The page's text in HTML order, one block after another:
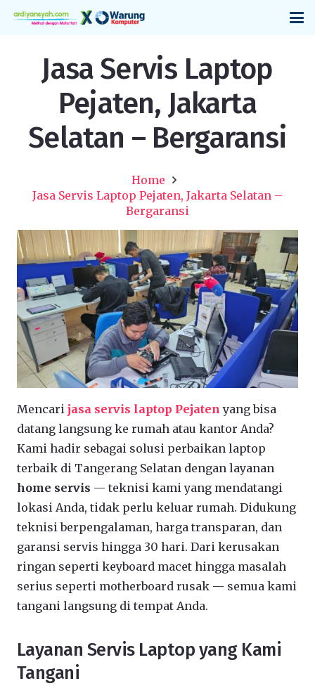
Jasa Servis Laptop
Pejaten, Jakarta
Selatan – Bergaransi
Home
Jasa Servis Laptop Pejaten, Jakarta Selatan –
Bergaransi
Mencari jasa servis laptop Pejatenyang bisa
datang langsung ke rumah atau kantor Anda?
Kami hadir sebagai solusi perbaikan laptop
terbaik di Tangerang Selatan dengan layanan
home servis — teknisi kami yang mendatangi
lokasi Anda, tidak perlu keluar rumah. Didukung
teknisi berpengalaman, harga transparan, dan
garansi servis hingga 30 hari. Dari kerusakan
ringan seperti keyboard macet hingga masalah
serius seperti motherboard rusak — semua kami
tangani langsung di tempat Anda.
Layanan Servis Laptop yang Kami
Tangani